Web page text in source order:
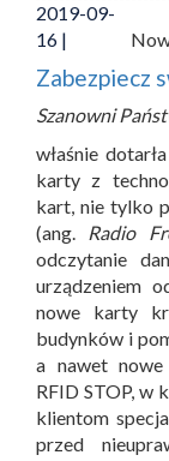
2019-09-
16 |
Zabezpiecz
Szanowni
właśnie
karty z
kart, nie tylko
(ang. Radio
odczytanie
urządzeniem
nowe karty
budynków i
a nawet nowe
RFID STOP, w
klientom
przed